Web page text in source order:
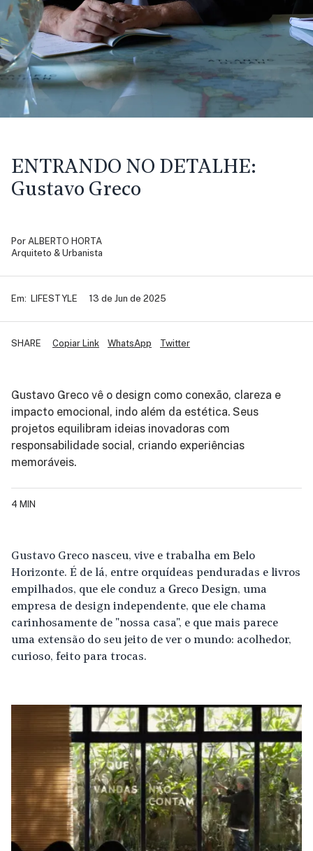
ENTRANDO NO DETALHE:
Gustavo Greco
Por ALBERTO HORTA
Arquiteto & Urbanista
Em: LIFESTYLE 13 de Jun de 2025
Copiar Link WhatsApp Twitter
SHARE
Gustavo Greco vê o design como conexão, clareza e
impacto emocional, indo além da estética. Seus
projetos equilibram ideias inovadoras com
responsabilidade social, criando experiências
memoráveis.
4 MIN
Gustavo Greco nasceu, vive e trabalha em Belo
Horizonte. É de lá, entre orquídeas penduradas e livros
empilhados, que ele conduz a Greco Design, uma
empresa de design independente, que ele chama
carinhosamente de "nossa casa", e que mais parece
uma extensão do seu jeito de ver o mundo: acolhedor,
curioso, feito para trocas.